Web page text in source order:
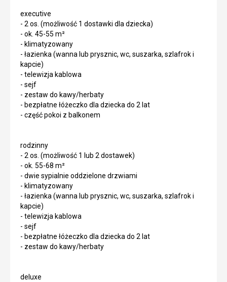
executive
- 2 os. (możliwość 1 dostawki dla dziecka)
- ok. 45-55 m²
- klimatyzowany
- łazienka (wanna lub prysznic, wc, suszarka, szlafrok i
kapcie)
- telewizja kablowa
- sejf
- zestaw do kawy/herbaty
- bezpłatne łóżeczko dla dziecka do 2 lat
- część pokoi z balkonem
rodzinny
- 2 os. (możliwość 1 lub 2 dostawek)
- ok. 55-68 m²
- dwie sypialnie oddzielone drzwiami
- klimatyzowany
- łazienka (wanna lub prysznic, wc, suszarka, szlafrok i
kapcie)
- telewizja kablowa
- sejf
- bezpłatne łóżeczko dla dziecka do 2 lat
- zestaw do kawy/herbaty
deluxe